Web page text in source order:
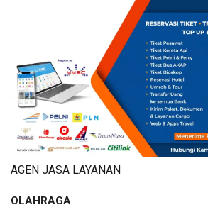
AGEN JASA LAYANAN
OLAHRAGA